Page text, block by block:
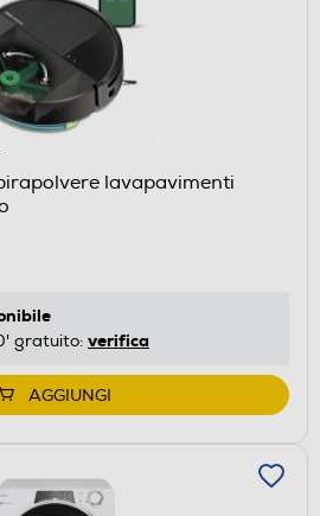
lavapavimenti
gratuito: verifica
AGGIUNGI